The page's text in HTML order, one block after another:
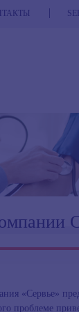
«Сервье»
проблеме